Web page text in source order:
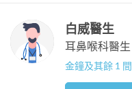
白威醫生
耳鼻喉科醫生
金鐘及其餘 1 間